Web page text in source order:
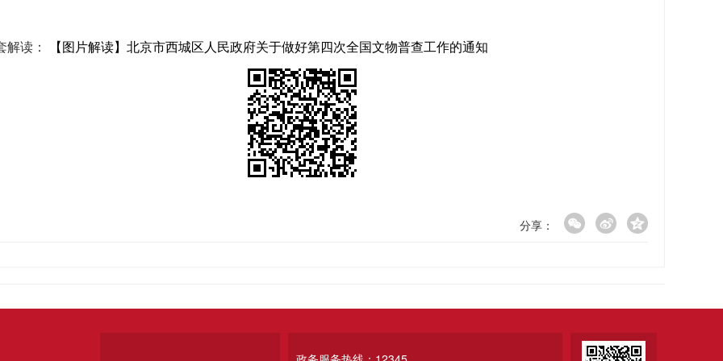
解读： 【图片解读】北京市西城区人民政府关于做好第四次全国文物普查工作的通知
分享：